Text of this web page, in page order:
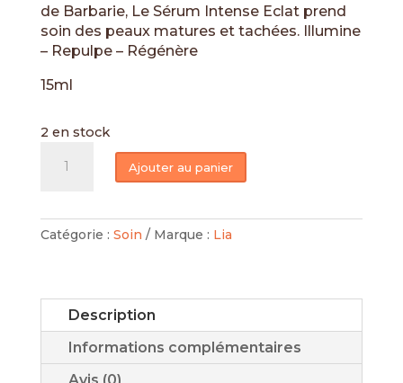
de Barbarie, Le Sérum Intense Eclat prend
soin des peaux matures et tachées. Illumine
– Repulpe – Régénère
15ml
2 en stock
Ajouter au panier
Catégorie : Soin Marque : Lia
Description
Informations complémentaires